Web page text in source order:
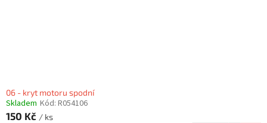
06 - kryt motoru spodní
Skladem Kód: R054106
150 Kč / ks